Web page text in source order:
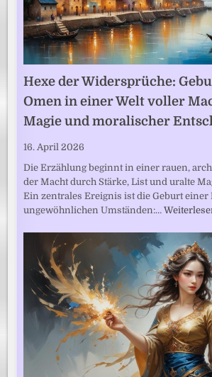
Hexe der Widersprüche:
Omen in einer Welt voller
Magie und moralischer
16. April 2026
Die Erzählung beginnt in einer rauen,
der Macht durch Stärke, List und uralte
Ein zentrales Ereignis ist die Geburt einer
ungewöhnlichen Umständen:…